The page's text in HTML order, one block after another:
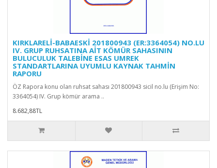
KIRKLARELİ-BABAESKİ 201800943 (ER:3364054) NO.LU
IV. GRUP RUHSATINA AİT KÖMÜR SAHASININ
BULUCULUK TALEBİNE ESAS UMREK
STANDARTLARINA UYUMLU KAYNAK TAHMİN
RAPORU
ÖZ Rapora konu olan ruhsat sahası 201800943 sicil no.lu (Erişim No:
3364054) IV. Grup kömür arama ..
8.682,88TL